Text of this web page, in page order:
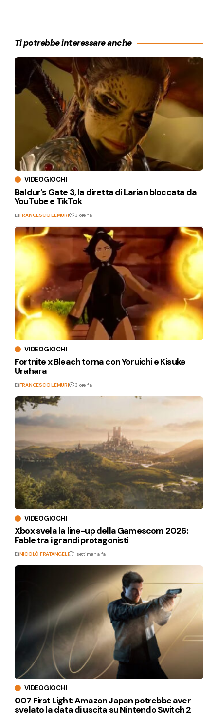
Ti potrebbe interessare anche
VIDEOGIOCHI
Baldur’s Gate 3, la diretta di Larian bloccata da
YouTube e TikTok
DiFRANCESCO LEMURI 13 ore fa
VIDEOGIOCHI
Fortnite x Bleach torna con Yoruichi e Kisuke
Urahara
DiFRANCESCO LEMURI 13 ore fa
VIDEOGIOCHI
Xbox svela la line-up della Gamescom 2026:
Fable tra i grandi protagonisti
DiNICOLÒ FRATANGELI 1 settimana fa
VIDEOGIOCHI
007 First Light: Amazon Japan potrebbe aver
svelato la data di uscita su Nintendo Switch 2